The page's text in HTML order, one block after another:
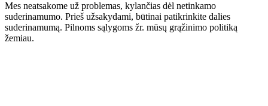
Mes neatsakome už problemas, kylančias dėl netinkamo
suderinamumo. Prieš užsakydami, būtinai patikrinkite dalies
suderinamumą. Pilnoms sąlygoms žr. mūsų grąžinimo politiką
žemiau.